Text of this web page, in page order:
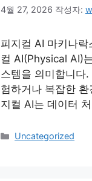
4월 27, 2026 작성자:
피지컬 AI 마키나
컬 AI(Physical AI)
스템을 의미합니다
험하거나 복잡한
지컬 AI는 데이터
카
Uncategorized